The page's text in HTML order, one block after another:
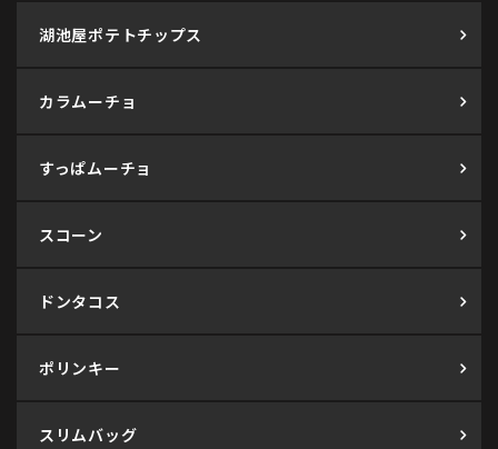
湖池屋ポテトチップス
カラムーチョ
すっぱムーチョ
スコーン
ドンタコス
ポリンキー
スリムバッグ